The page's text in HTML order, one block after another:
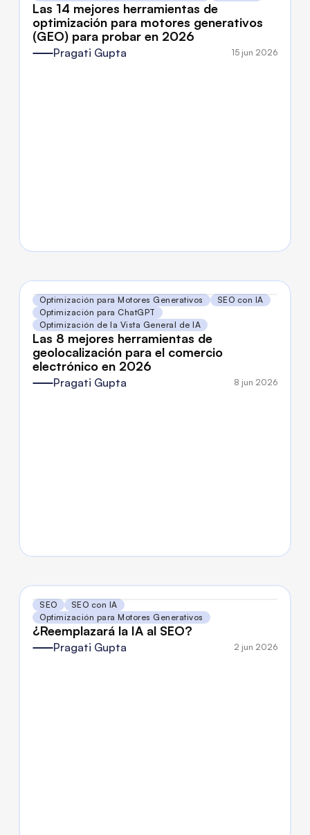
Las 14 mejores herramientas de
optimización para motores generativos
(GEO) para probar en 2026
Pragati Gupta 15 jun 2026
Optimización para Motores Generativos
SEO con IA
Optimización para ChatGPT
Optimización de la Vista General de IA
Las 8 mejores herramientas de
geolocalización para el comercio
electrónico en 2026
Pragati Gupta 8 jun 2026
SEO
SEO con IA
Optimización para Motores Generativos
¿Reemplazará la IA al SEO?
Pragati Gupta 2 jun 2026